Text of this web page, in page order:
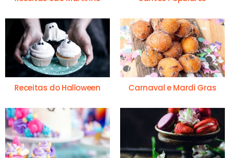
Receitas do Halloween Carnaval e Mardi Gras